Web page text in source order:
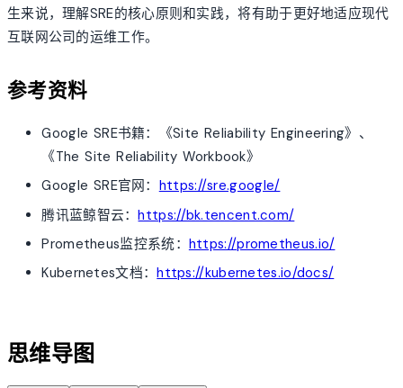
生来说，理解SRE的核心原则和实践，将有助于更好地适应现代
互联网公司的运维工作。
参考资料
Google SRE书籍：《Site Reliability Engineering》、
《The Site Reliability Workbook》
Google SRE官网： https://sre.google/
腾讯蓝鲸智云：https://bk.tencent.com/
Prometheus监控系统： https://prometheus.io/
Kubernetes文档：https://kubernetes.io/docs/
思维导图